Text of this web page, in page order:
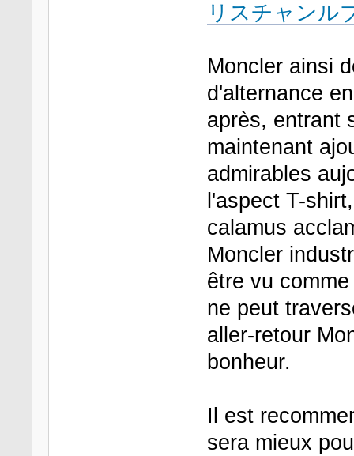
リスチャンル
Moncler ainsi
d'alternance
après, entrant
maintenant
admirables
l'aspect T-
calamus
Moncler
être vu
ne peut
aller-retour
bonheur.
Il est
sera mieux